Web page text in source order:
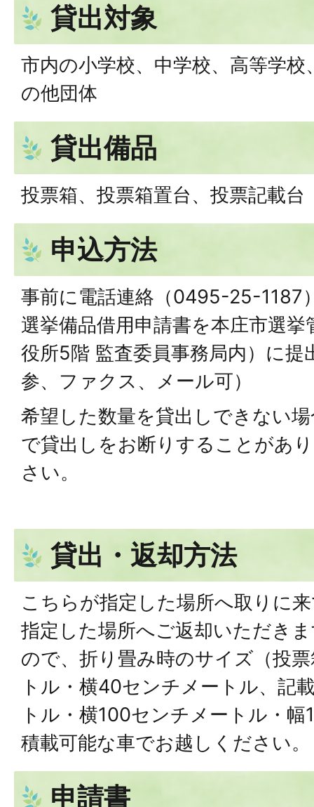
貸出対象
市内の小学校、中学校、高等学
の他団体
貸出備品
投票箱、投票箱置台、投票記載台
申込方法
事前に電話連絡（0495-25-1187
選挙備品借用申請書を本庄市選
役所5階 監査委員事務局内）に
参、ファクス、メール可）
希望した数量を貸出しできない
で貸出しをお断りすることがあ
さい。
貸出・返却方法
こちらが指定した場所へ取りに
指定した場所へご返却いただき
ので、折り畳み時のサイズ（投
トル・横40センチメートル、記
トル・横100センチメートル・
積載可能な車でお越しください。
申請書